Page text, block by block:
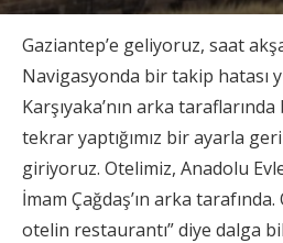
Gaziantep’e geliyoruz, saat
Navigasyonda bir takip hatası
Karşıyaka’nın arka
tekrar yaptığımız bir ayarla
giriyoruz. Otelimiz, Anadolu
İmam Çağdaş’ın arka
otelin restaurantı” diye dalga